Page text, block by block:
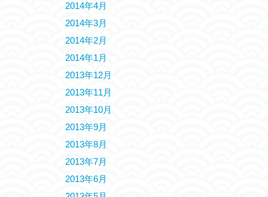
2014年4月
2014年3月
2014年2月
2014年1月
2013年12月
2013年11月
2013年10月
2013年9月
2013年8月
2013年7月
2013年6月